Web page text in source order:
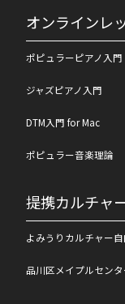
オンラインレ
ポピュラーピアノ入門
ジャズピアノ入門
DTM入門 for Mac
ポピュラー音楽理論
提携カルチャ
よみうりカルチャー
品川区メイプルセンタ